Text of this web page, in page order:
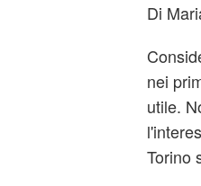
Di
nei
utile.
Torino